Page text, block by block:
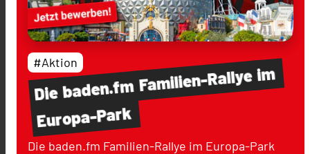
Diebaden.fmFamilien-Rallyeim
Europa-Park
#Aktion
Die baden.fm Familien-Rallye im Europa-Park